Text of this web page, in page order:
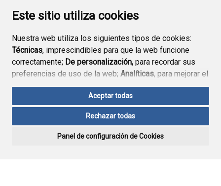
Este sitio utiliza cookies
Nuestra web utiliza los siguientes tipos de cookies:
Técnicas, imprescindibles para que la web funcione
correctamente; De personalización, para recordar sus
preferencias de uso de la web; Analíticas, para mejorar el
funcionamiento de la web y sus servicios.
Si acepta pulsando el botón“Aceptar todas”
consideramos que acepta su uso. Si pulsa el botón
ninguna acción, se guardarán las cookies técnicas
Aceptar todas
Rechazar todas
Panel de configuración de Cookies